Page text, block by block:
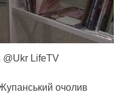
LifeTV
очолив